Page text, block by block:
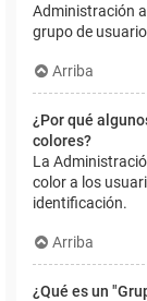
Administración
grupo de
Arriba
¿Por qué
colores?
La
color a los
identificación.
Arriba
¿Qué es un